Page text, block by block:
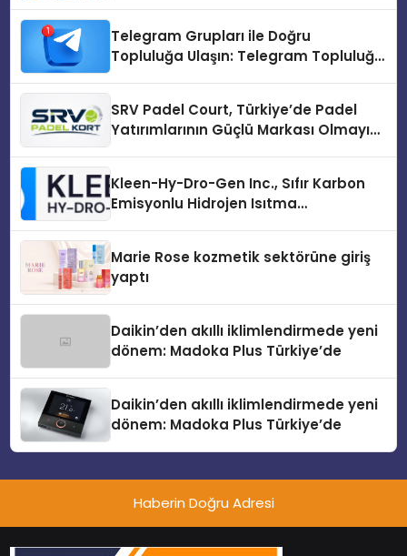
Telegram Grupları ile Doğru
Topluluğa Ulaşın: Telegram Topluluğu
SRV Padel Court, Türkiye’de Padel
Yatırımlarının Güçlü Markası Olmayı
Kleen-Hy-Dro-Gen Inc., Sıfır Karbon
Emisyonlu Hidrojen Isıtma
Marie Rose kozmetik sektörüne giriş
yaptı
Daikin’den akıllı iklimlendirmede yeni
dönem: Madoka Plus Türkiye’de
Daikin’den akıllı iklimlendirmede yeni
dönem: Madoka Plus Türkiye’de
Haberin Doğru Adresi